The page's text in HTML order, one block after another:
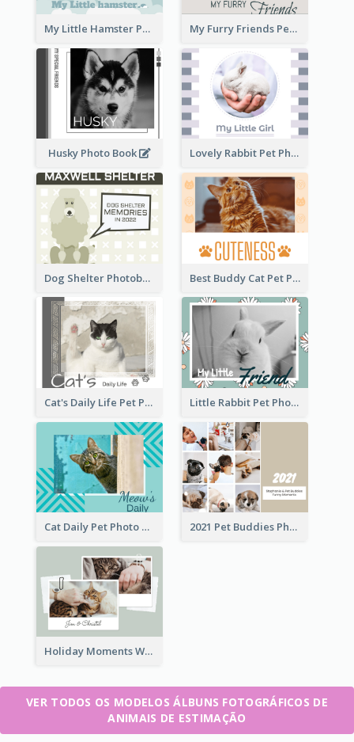
My Little Hamster Pet Photo Book My Furry Friends Pet Photo Book
Husky Photo Book Lovely Rabbit Pet Photo Book
Dog Shelter Photobook Diagram Best Buddy Cat Pet Photo Book
Cat's Daily Life Pet Photo Book Little Rabbit Pet Photo Book
Cat Daily Pet Photo Book Details 2021 Pet Buddies Photo Book
Holiday Moments With Pets Photo Book
VER TODOS OS MODELOS ÁLBUNS FOTOGRÁFICOS DE
ANIMAIS DE ESTIMAÇÃO